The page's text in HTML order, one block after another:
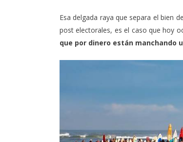
Esa delgada raya que separa el bien
post electorales, es el caso que hoy
que por dinero están manchando